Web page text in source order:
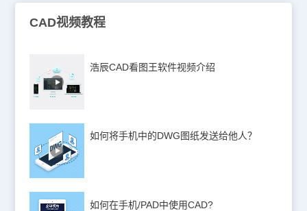
CAD视频教程
浩辰CAD看图王软件视频介绍
如何将手机中的DWG图纸发送给他人？
如何在手机/PAD中使用CAD?